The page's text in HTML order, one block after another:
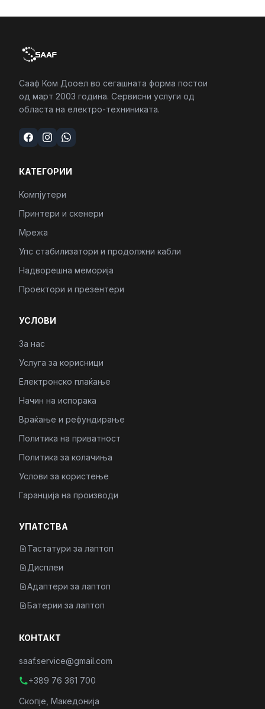
Сааф Ком Дооел во сегашната форма постои
од март 2003 година. Сервисни услуги од
областа на електро-техниниката.
КАТЕГОРИИ
Компјутери
Принтери и скенери
Мрежа
Упс стабилизатори и продолжни кабли
Надворешна меморија
Проектори и презентери
УСЛОВИ
За нас
Услуга за корисници
Електронско плаќање
Начин на испорака
Враќање и рефундирање
Политика на приватност
Политика за колачиња
Услови за користење
Гаранција на производи
УПАТСТВА
Тастатури за лаптоп
Дисплеи
Адаптери за лаптоп
Батерии за лаптоп
КОНТАКТ
saaf.service@gmail.com
+389 76 361 700
Скопје, Македонија